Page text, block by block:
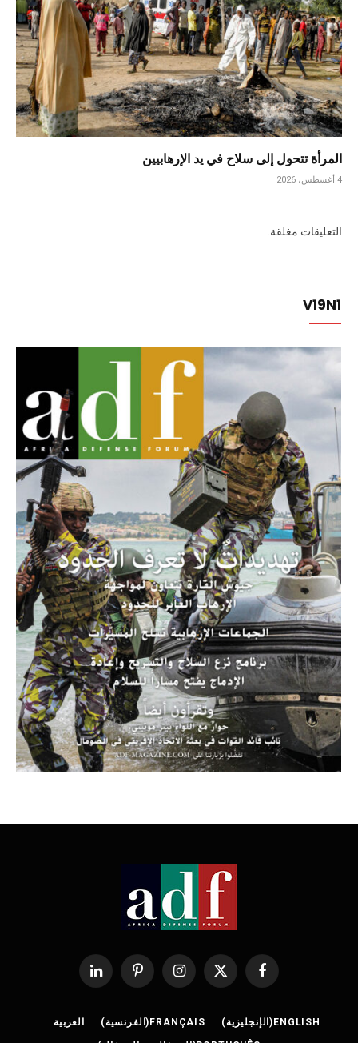
المرأة تتحول إلى سلاح في يد الإرهابيين
4 أغسطس، 2026
التعليقات مغلقة.
V19N1
فيسبوك
X
الانستغرامبينتيريستلينكدإن
ENGLISH
(الإنجليزية )
FRANÇAIS
(الفرنسية ) العربية